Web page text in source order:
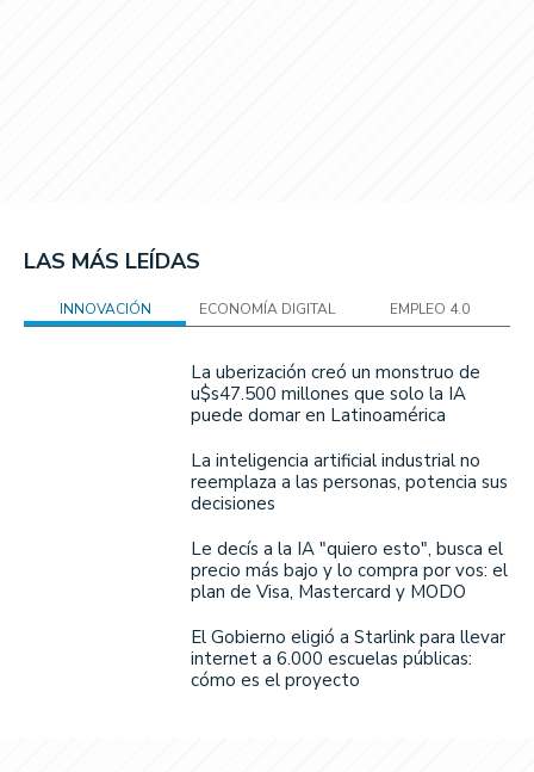
LAS MÁS LEÍDAS
INNOVACIÓN ECONOMÍA DIGITAL EMPLEO 4.0
La uberización creó un monstruo de
u$s47.500 millones que solo la IA
puede domar en Latinoamérica
La inteligencia artificial industrial no
reemplaza a las personas, potencia sus
decisiones
Le decís a la IA "quiero esto", busca el
precio más bajo y lo compra por vos: el
plan de Visa, Mastercard y MODO
El Gobierno eligió a Starlink para llevar
internet a 6.000 escuelas públicas:
cómo es el proyecto